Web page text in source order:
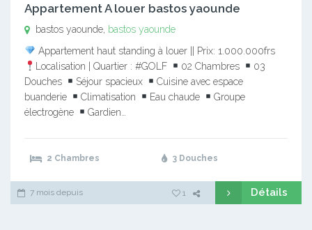
Appartement A louer bastos yaounde
bastos yaounde, bastos yaounde
Appartement haut standing à louer || Prix: 1.000.000frs
Localisation | Quartier : #GOLF
02 Chambres
03
Douches
Séjour spacieux
Cuisine avec espace
buanderie
Climatisation Eau chaude
Groupe
électrogène
Gardien…
2 Chambres 3 Douches
7 mois depuis 1 Détails